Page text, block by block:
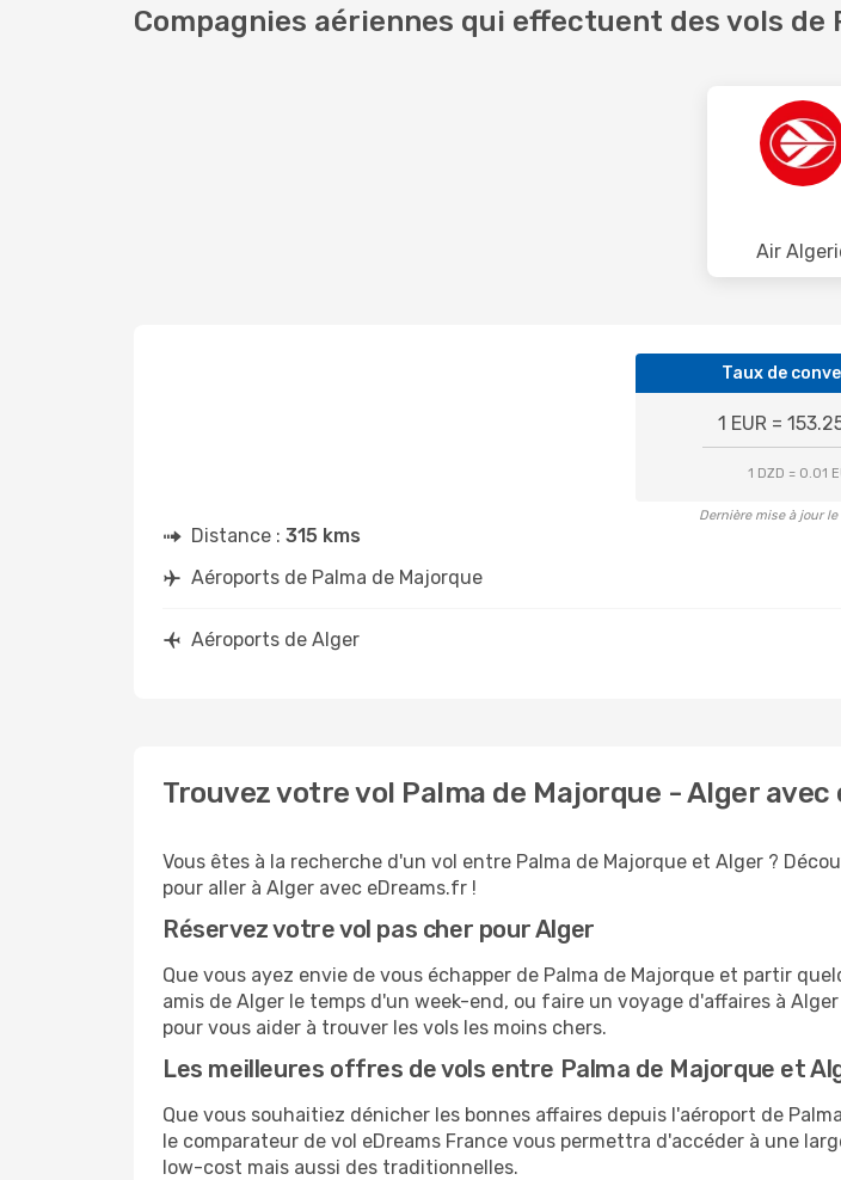
Compagnies aériennes qui effectuent des vols de
Air
Taux de
1 EUR =
1 DZD = 0.01
Dernière mise à jour
Distance : 315 kms
Aéroports de Palma de Majorque
Aéroports de Alger
Trouvez votre vol Palma de Majorque - Alger avec
Vous êtes à la recherche d'un vol entre Palma de Majorque et Alger ?
pour aller à Alger avec eDreams.fr !
Réservez votre vol pas cher pour Alger
Que vous ayez envie de vous échapper de Palma de Majorque et partir
amis de Alger le temps d'un week-end, ou faire un voyage d'affaires à
pour vous aider à trouver les vols les moins chers.
Les meilleures offres de vols entre Palma de Majorque et
Que vous souhaitiez dénicher les bonnes affaires depuis l'aéroport de
le comparateur de vol eDreams France vous permettra d'accéder à une
low-cost mais aussi des traditionnelles.